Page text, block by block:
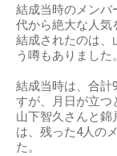
結成当時のメンバ
代から絶大な人気
結成されたのは、
う噂もありました。
結成当時は、合計
すが、月日が立つ
山下智久さんと錦
は、残った4人の
た。